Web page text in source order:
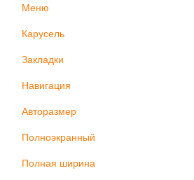
Меню
Карусель
Закладки
Навигация
Авторазмер
Полноэкранный
Полная ширина